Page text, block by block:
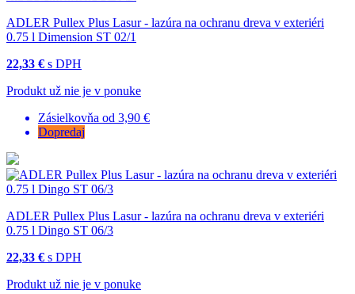
ADLER Pullex Plus Lasur - lazúra na ochranu dreva v exteriéri
0.75 l Dimension ST 02/1
22,33 € s DPH
Produkt už nie je v ponuke
Zásielkovňa od 3,90 €
Dopredaj
ADLER Pullex Plus Lasur - lazúra na ochranu dreva v exteriéri
0.75 l Dingo ST 06/3
22,33 € s DPH
Produkt už nie je v ponuke